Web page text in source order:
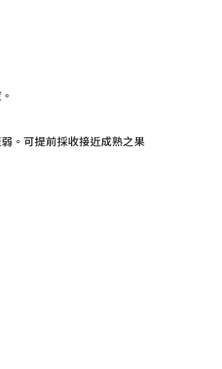
。可提前採收接近成熟之果